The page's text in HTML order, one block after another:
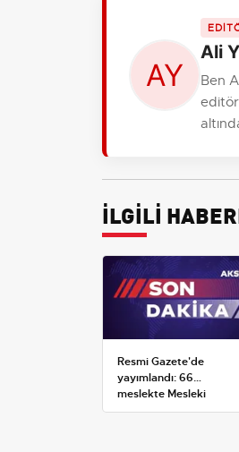
Ali
Ben
İLGİLİ
Resmi Gazete'de
yayımlandı: 66
meslekte Mesleki
Yeterlilik Belgesi